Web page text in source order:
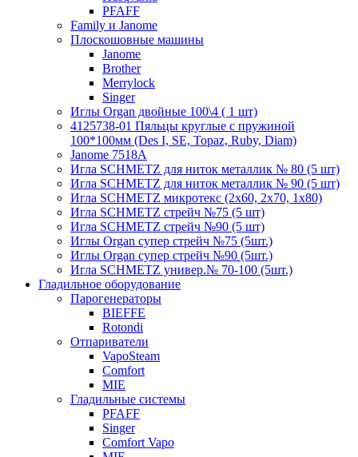
PFAFF
Family и Janome
Плоскошовные машины
Janome
Brother
Merrylock
Singer
Иглы Organ двойные 100\4 ( 1 шт)
4125738-01 Пяльцы круглые с пружиной
100*100мм (Des I, SE, Topaz, Ruby, Diam)
Janome 7518A
Игла SCHMETZ для ниток металлик № 80 (5 шт)
Игла SCHMETZ для ниток металлик № 90 (5 шт)
Игла SCHMETZ микротекс (2х60, 2х70, 1х80)
Игла SCHMETZ стрейч №75 (5 шт)
Игла SCHMETZ стрейч №90 (5 шт)
Иглы Organ супер стрейч №75 (5шт.)
Иглы Organ супер стрейч №90 (5шт.)
Игла SCHMETZ универ.№ 70-100 (5шт.)
Гладильное оборудование
Парогенераторы
BIEFFE
Rotondi
Отпариватели
VapoSteam
Comfort
MIE
Гладильные системы
PFAFF
Singer
Comfort Vapo